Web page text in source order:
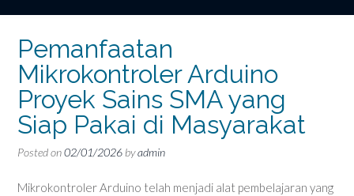
Pemanfaatan
Mikrokontroler Arduino
Proyek Sains SMA yang
Siap Pakai di Masyarakat
Posted on02/01/2026 byadmin
Mikrokontroler Arduino telah menjadi alat pembelajaran yang